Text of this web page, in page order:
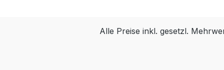
Alle Preise inkl. gesetzl.